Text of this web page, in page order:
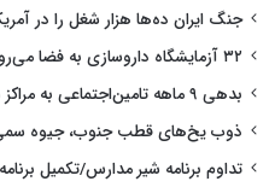
جنگ ایران ده‌ها هزار شغل را در
۳۲ آزمایشگاه داروسازی به فضا می‌روند
بدهی ۹ ماهه تامین‌اجتماعی به مراکز دیالیز
ذوب یخ‌های قطب جنوب، جیوه سمی
تداوم برنامه شیر مدارس/تکمیل